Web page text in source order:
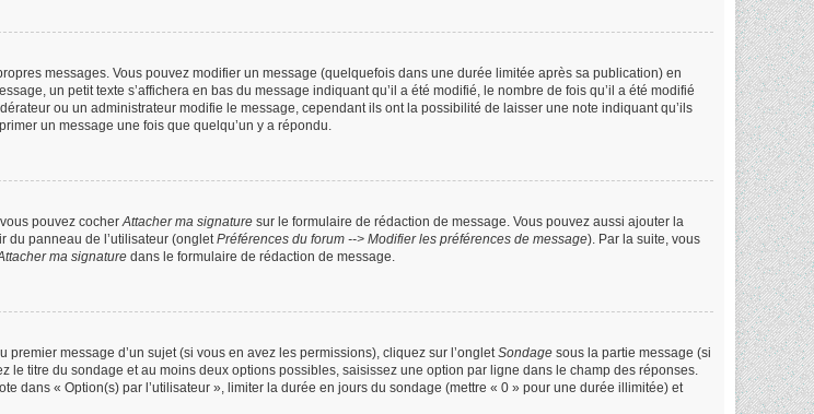
messages. Vous pouvez modifier un message (quelquefois dans une durée limitée après sa publication) en
un petit texte s’affichera en bas du message indiquant qu’il a été modifié, le nombre de fois qu’il a été modifié
ou un administrateur modifie le message, cependant ils ont la possibilité de laisser une note indiquant qu’ils
un message une fois que quelqu’un y a répondu.
pouvez cocherAttacher ma signature sur le formulaire de rédaction de message. Vous pouvez aussi ajouter la
du panneau de l’utilisateur (ongletPréférences du forum --> Modifier les préférences de message). Par la suite, vous
ma signature dans le formulaire de rédaction de message.
message d’un sujet (si vous en avez les permissions), cliquez sur l’ongletSondage sous la partie message (si
le titre du sondage et au moins deux options possibles, saisissez une option par ligne dans le champ des réponses.
dans « Option(s) par l’utilisateur », limiter la durée en jours du sondage (mettre « 0 » pour une durée illimitée) et